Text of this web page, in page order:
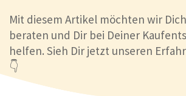
Mit diesem Artikel möchten wir
beraten und Dir bei Deiner
helfen. Sieh Dir jetzt unseren
👇